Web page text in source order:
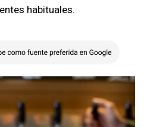
habituales.